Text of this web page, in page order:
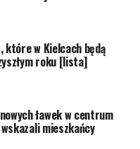
które w Kielcach będą
roku [lista]
ławek w centrum
mieszkańcy